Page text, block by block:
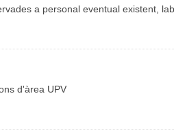
a personal eventual existent,
d'àrea UPV